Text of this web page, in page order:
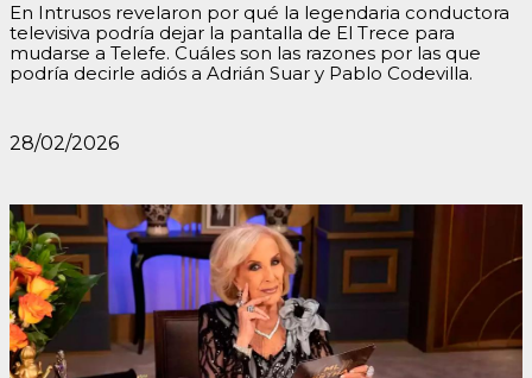
En Intrusos revelaron por qué la legendaria conductora
televisiva podría dejar la pantalla de El Trece para
mudarse a Telefe. Cuáles son las razones por las que
podría decirle adiós a Adrián Suar y Pablo Codevilla.
28/02/2026